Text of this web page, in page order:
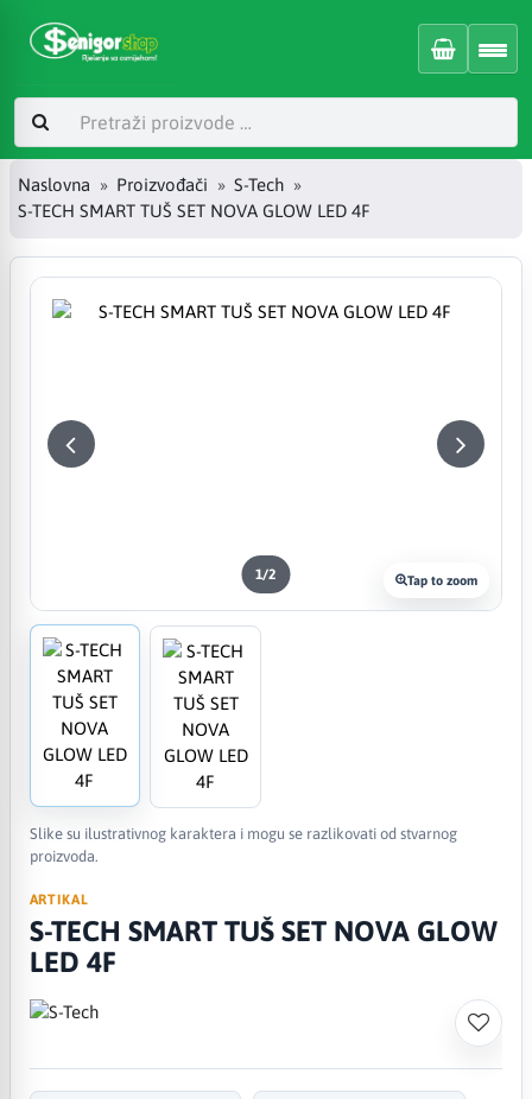
Naslovna Proizvođači
S-Tech
S-TECH SMART TUŠ SET NOVA GLOW LED 4F
Tap to zoom
1/2
Slike su ilustrativnog karaktera i mogu se razlikovati od stvarnog
proizvoda.
ARTIKAL
S-TECH SMART TUŠ SET NOVA GLOW
LED 4F